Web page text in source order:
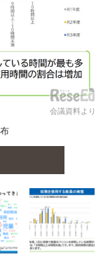
会議資料より